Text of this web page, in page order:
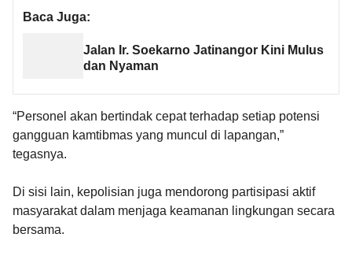
Baca Juga:
Jalan Ir. Soekarno Jatinangor Kini Mulus
dan Nyaman
“Personel akan bertindak cepat terhadap setiap potensi
gangguan kamtibmas yang muncul di lapangan,”
tegasnya.
Di sisi lain, kepolisian juga mendorong partisipasi aktif
masyarakat dalam menjaga keamanan lingkungan secara
bersama.